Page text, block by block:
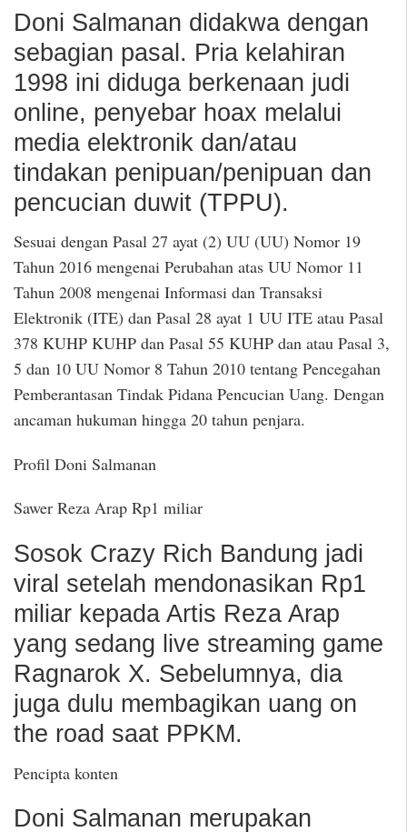
Doni Salmanan didakwa dengan
sebagian pasal. Pria kelahiran
1998 ini diduga berkenaan judi
online, penyebar hoax melalui
media elektronik dan/atau
tindakan penipuan/penipuan dan
pencucian duwit (TPPU).
Sesuai dengan Pasal 27 ayat (2) UU (UU) Nomor 19
Tahun 2016 mengenai Perubahan atas UU Nomor 11
Tahun 2008 mengenai Informasi dan Transaksi
Elektronik (ITE) dan Pasal 28 ayat 1 UU ITE atau Pasal
378 KUHP KUHP dan Pasal 55 KUHP dan atau Pasal 3,
5 dan 10 UU Nomor 8 Tahun 2010 tentang Pencegahan
Pemberantasan Tindak Pidana Pencucian Uang. Dengan
ancaman hukuman hingga 20 tahun penjara.
Profil Doni Salmanan
Sawer Reza Arap Rp1 miliar
Sosok Crazy Rich Bandung jadi
viral setelah mendonasikan Rp1
miliar kepada Artis Reza Arap
yang sedang live streaming game
Ragnarok X. Sebelumnya, dia
juga dulu membagikan uang on
the road saat PPKM.
Pencipta konten
Doni Salmanan merupakan